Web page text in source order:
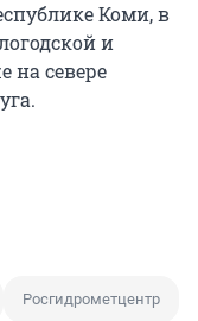
Коми, в
и
на севере
Росгидрометцентр